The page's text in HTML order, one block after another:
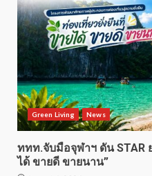
Green Living News
ททท.จับมือจุฬาฯ ดัน STAR
ได้ ขายดี ขายนาน”